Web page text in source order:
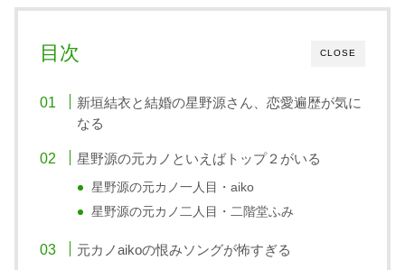
CLOSE
目次
新垣結衣と結婚の星野源さん、恋愛遍歴が気に
なる
星野源の元カノといえばトップ２がいる
星野源の元カノ一人目・aiko
星野源の元カノ二人目・二階堂ふみ
元カノaikoの恨みソングが怖すぎる